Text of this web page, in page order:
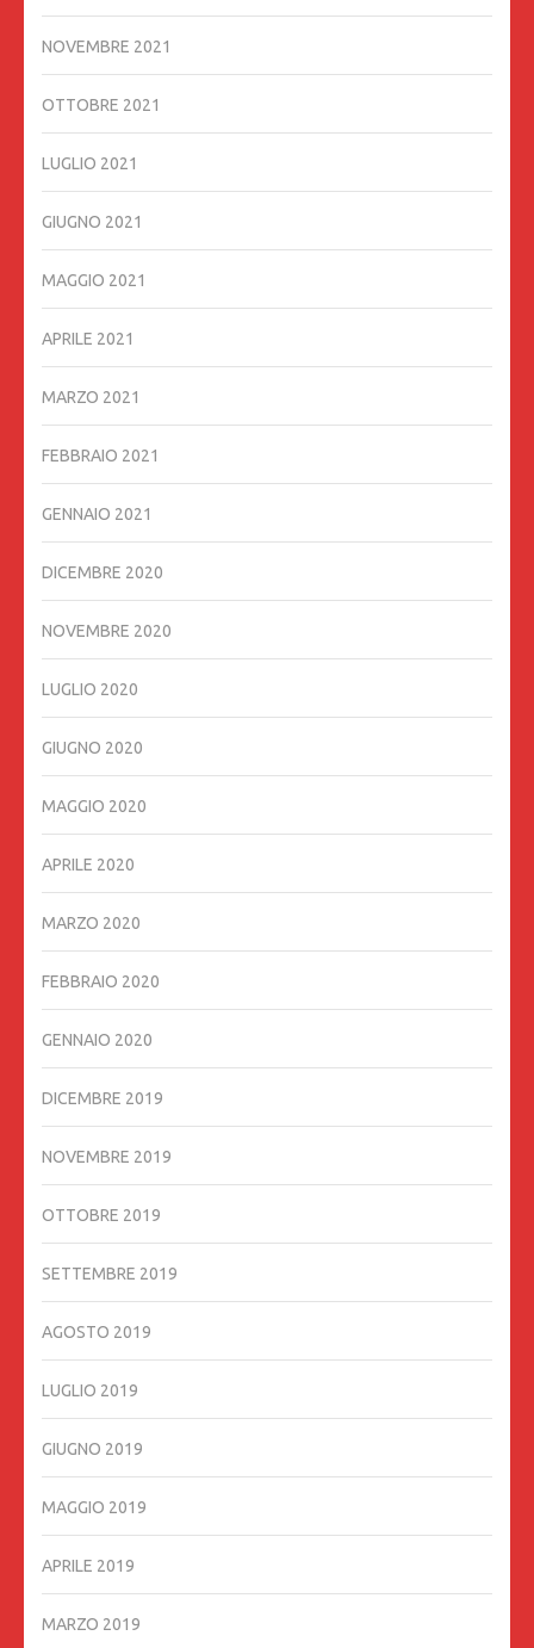
NOVEMBRE 2021
OTTOBRE 2021
LUGLIO 2021
GIUGNO 2021
MAGGIO 2021
APRILE 2021
MARZO 2021
FEBBRAIO 2021
GENNAIO 2021
DICEMBRE 2020
NOVEMBRE 2020
LUGLIO 2020
GIUGNO 2020
MAGGIO 2020
APRILE 2020
MARZO 2020
FEBBRAIO 2020
GENNAIO 2020
DICEMBRE 2019
NOVEMBRE 2019
OTTOBRE 2019
SETTEMBRE 2019
AGOSTO 2019
LUGLIO 2019
GIUGNO 2019
MAGGIO 2019
APRILE 2019
MARZO 2019